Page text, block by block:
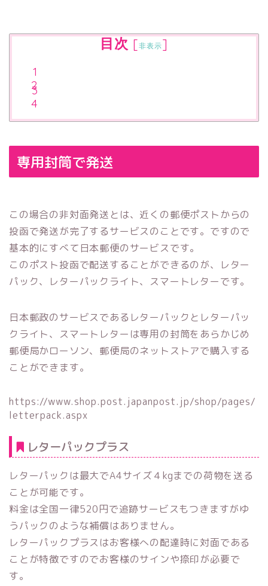
目次 [非表示]
専用封筒で発送
この場合の非対面発送とは、近くの郵便ポストからの
投函で発送が完了するサービスのことです。ですので
基本的にすべて日本郵便のサービスです。
このポスト投函で配送することができるのが、レター
パック、レターパックライト、スマートレターです。
日本郵政のサービスであるレターパックとレターパッ
クライト、スマートレターは専用の封筒をあらかじめ
郵便局かローソン、郵便局のネットストアで購入する
ことができます。
https://www.shop.post.japanpost.jp/shop/pages/
letterpack.aspx
レターパックプラス
レターパックは最大でA4サイズ４kgまでの荷物を送る
ことが可能です。
料金は全国一律520円で追跡サービスもつきますがゆ
うパックのような補償はありません。
レターパックプラスはお客様への配達時に対面である
ことが特徴ですのでお客様のサインや捺印が必要で
す。